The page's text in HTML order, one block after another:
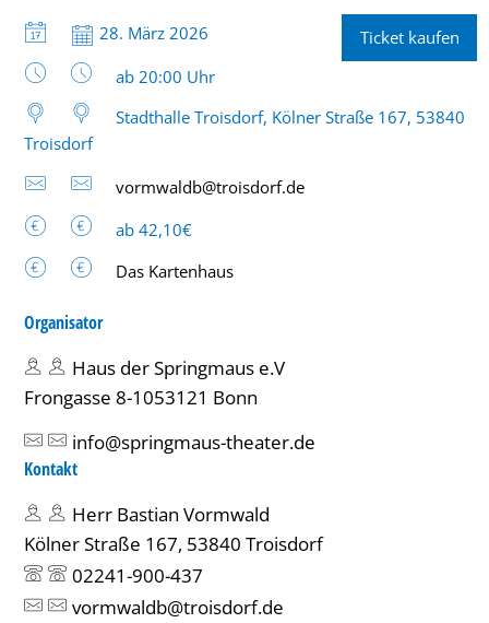
Datum:
28. März 2026
Uhrzeit:
ab 20:00 Uhr
Stadthalle Troisdorf, Kölner Straße 167, 53840
Troisdorf
vormwaldb@troisdorf.de
ab 42,10€
Das Kartenhaus
Ticket kaufen
Organisator
Haus der Springmaus e.V
Frongasse 8-1053121 Bonn
info@springmaus-theater.de
Kontakt
Herr Bastian Vormwald
Kölner Straße 167, 53840 Troisdorf
02241-900-437
vormwaldb@troisdorf.de